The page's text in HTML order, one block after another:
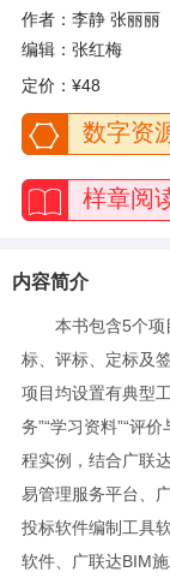
作者：李静 张丽丽
编辑：张红梅
定价： ¥48
数字资
样章阅
内容简介
本书包含5个
标、评标、定标及
项目均设置有典型
务”“学习资料”“评
程实例，结合广联
易管理服务平台、
投标软件编制工具
软件、广联达BIM